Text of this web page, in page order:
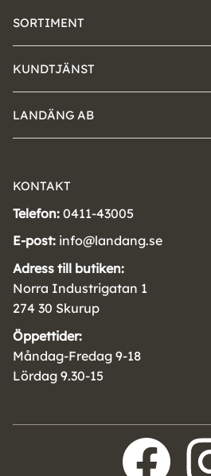
SORTIMENT
KUNDTJÄNST
LANDÄNG AB
KONTAKT
Telefon: 0411-43005
E-post: info@landang.se
Adress till butiken:
Norra Industrigatan 1
274 30 Skurup
Öppettider:
Måndag-Fredag 9-18
Lördag 9.30-15